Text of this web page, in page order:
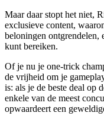
Maar daar stopt het niet,
exclusieve content,
beloningen ontgrendelen,
kunt bereiken.
Of je nu je one-trick
de vrijheid om je
is: als je de beste deal op
enkele van de meest
opwaardeert een